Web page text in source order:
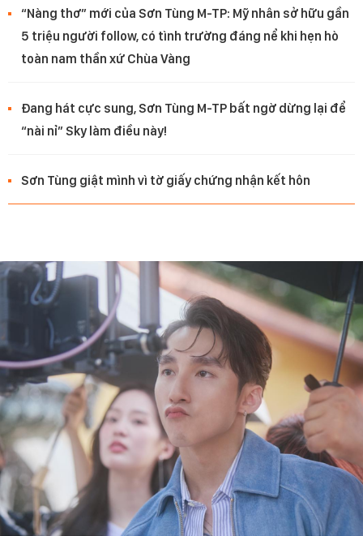
“Nàng thơ” mới của Sơn Tùng M-TP: Mỹ nhân sở hữu gần
5 triệu người follow, có tình trường đáng nể khi hẹn hò
toàn nam thần xứ Chùa Vàng
Đang hát cực sung, Sơn Tùng M-TP bất ngờ dừng lại để
“nài nỉ” Sky làm điều này!
Sơn Tùng giật mình vì tờ giấy chứng nhận kết hôn